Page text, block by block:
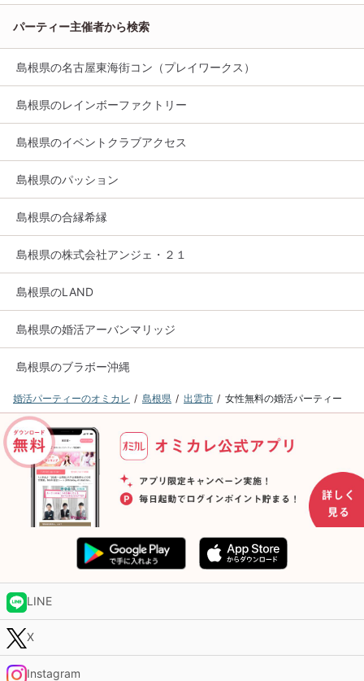
パーティー主催者から検索
島根県の名古屋東海街コン（プレイワークス）
島根県のレインボーファクトリー
島根県のイベントクラブアクセス
島根県のパッション
島根県の合縁希縁
島根県の株式会社アンジェ・２１
島根県のLAND
島根県の婚活アーバンマリッジ
島根県のブラボー沖縄
婚活パーティーのオミカレ 島根県 出雲市 女性無料の婚活パーティー
LINE
X
Instagram